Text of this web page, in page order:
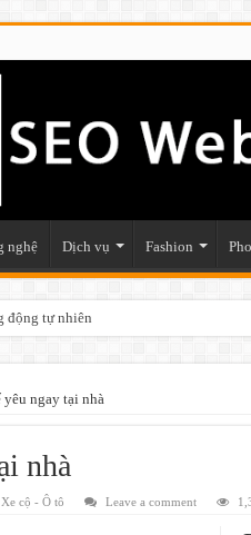
nghệ Dịch vụ Fashion
động tự nhiên
ngay tại nhà
nhà
Xe cộ - Ô tô Leave a comment